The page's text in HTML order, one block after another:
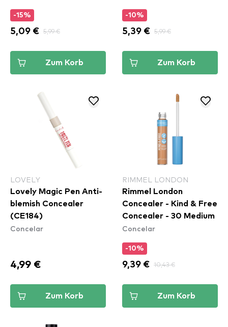
-15%
5,09 € 5,99 €
Zum Korb
-10%
5,39 € 5,99 €
Zum Korb
LOVELY
Lovely Magic Pen Anti-
blemish Concealer
(CE184)
Concelar
4,99 €
Zum Korb
RIMMEL LONDON
Rimmel London
Concealer - Kind & Free
Concealer - 30 Medium
Concelar
-10%
9,39 € 10,43 €
Zum Korb